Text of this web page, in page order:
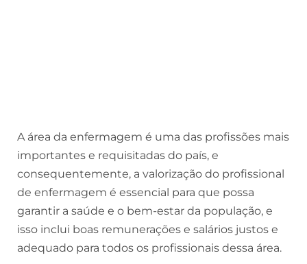
A área da enfermagem é uma das profissões mais
importantes e requisitadas do país, e
consequentemente, a valorização do profissional
de enfermagem é essencial para que possa
garantir a saúde e o bem-estar da população, e
isso inclui boas remunerações e salários justos e
adequado para todos os profissionais dessa área.